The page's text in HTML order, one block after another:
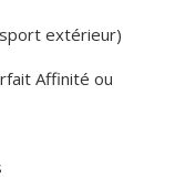
extérieur)
Affinité ou